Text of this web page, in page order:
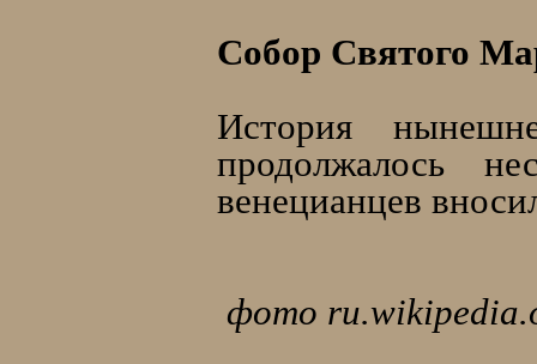
Собор Святого
История
продолжалось
венецианцев
фото